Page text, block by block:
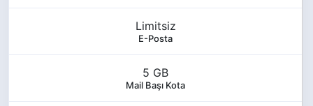
Limitsiz
E-Posta
5 GB
Mail Başı Kota